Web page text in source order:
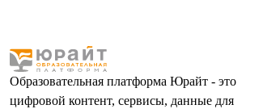
Образовательная платформа Юрайт - это
цифровой контент, сервисы, данные для